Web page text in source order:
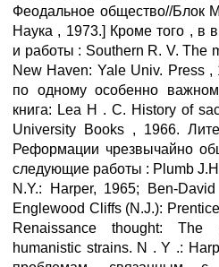
Феодальное общество//Блок
Наука , 1973.] Кроме того , в
и работы : Southern R. V. The
New Haven: Yale Univ. Press ,
по одному особенно
книга: Lea H . С. History of
University Books , 1966.
Реформации чрезвычайно
следующие работы : Plumb
N.Y.: Harper, 1965; Ben-
Englewood Cliffs (N.J.):
Renaissance thought: The
humanistic strains. N . Y .: